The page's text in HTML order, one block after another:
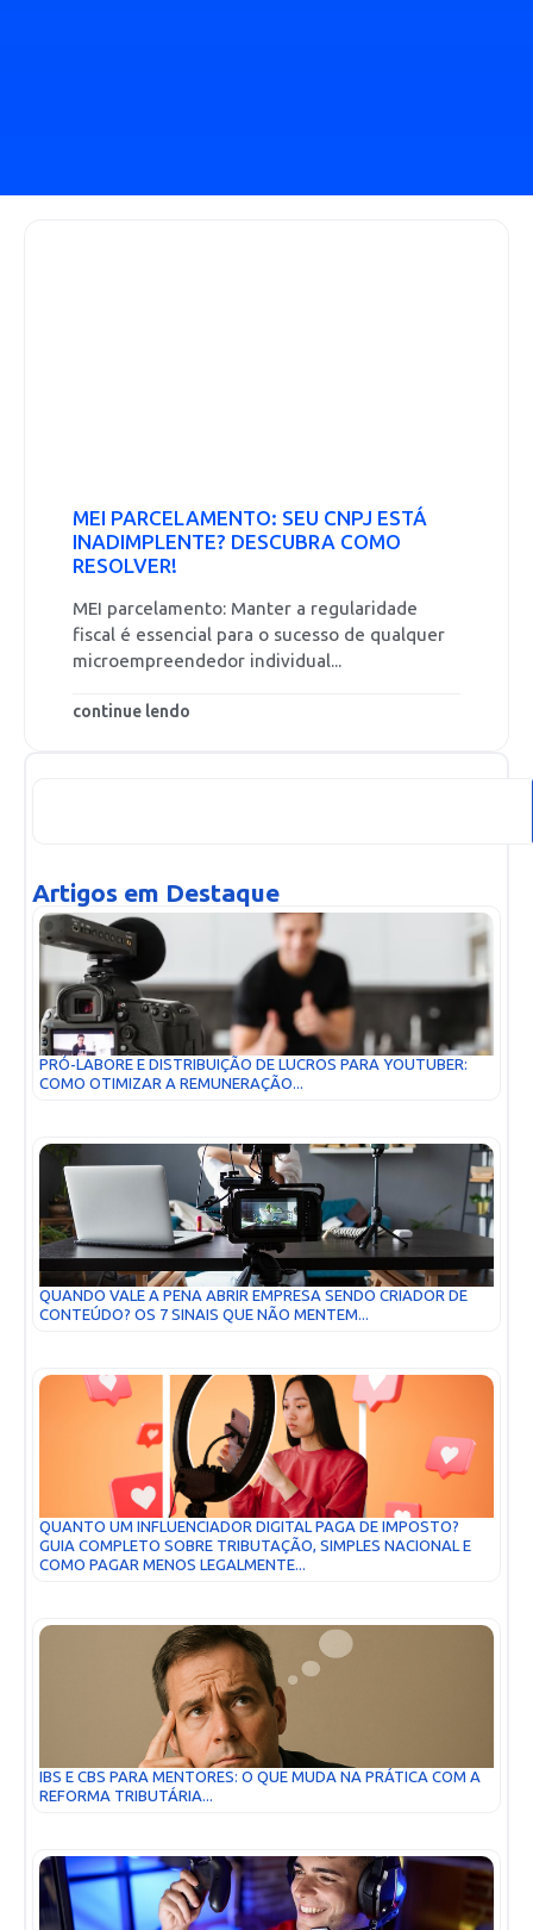
MEI PARCELAMENTO: SEU CNPJ ESTÁ
INADIMPLENTE? DESCUBRA COMO
RESOLVER!
MEI parcelamento: Manter a regularidade
fiscal é essencial para o sucesso de qualquer
microempreendedor individual...
continue lendo
Artigos em Destaque
PRÓ-LABORE E DISTRIBUIÇÃO DE LUCROS PARA YOUTUBER:
COMO OTIMIZAR A REMUNERAÇÃO...
QUANDO VALE A PENA ABRIR EMPRESA SENDO CRIADOR DE
CONTEÚDO? OS 7 SINAIS QUE NÃO MENTEM...
QUANTO UM INFLUENCIADOR DIGITAL PAGA DE IMPOSTO?
GUIA COMPLETO SOBRE TRIBUTAÇÃO, SIMPLES NACIONAL E
COMO PAGAR MENOS LEGALMENTE...
IBS E CBS PARA MENTORES: O QUE MUDA NA PRÁTICA COM A
REFORMA TRIBUTÁRIA...